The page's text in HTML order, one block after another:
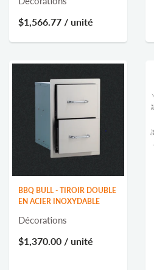
$1,566.77 / unité
BBQ BULL - TIROIR DOUBLE
EN ACIER INOXYDABLE
Décorations
$1,370.00 / unité